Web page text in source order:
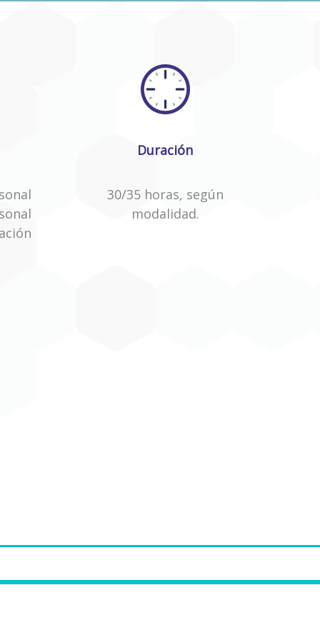
Duración
30/35 horas, según
modalidad.